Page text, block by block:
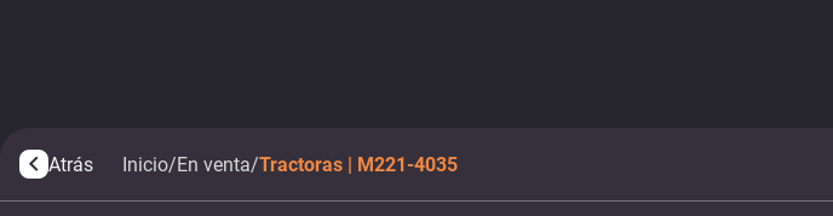
arrow_back_ios Atrás Inicio/En venta/Tractoras | M221-4035